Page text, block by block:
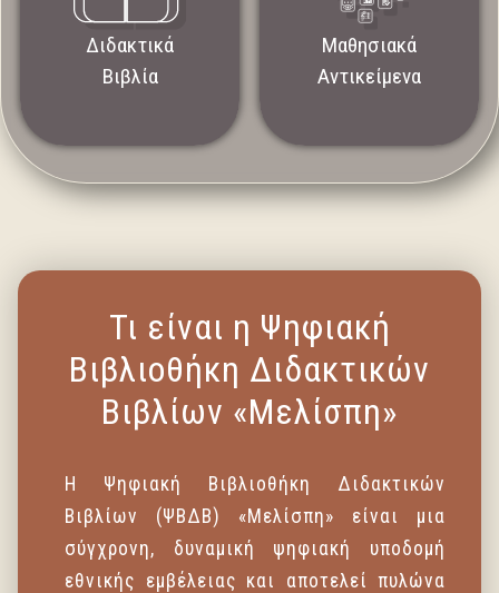
Διδακτικά
Βιβλία
Μαθησιακά
Αντικείμενα
Τι είναι η Ψηφιακή
Βιβλιοθήκη Διδακτικών
Βιβλίων «Μελίσπη»
Η Ψηφιακή Βιβλιοθήκη Διδακτικών
Βιβλίων (ΨΒΔΒ) «Μελίσπη» είναι μια
σύγχρονη, δυναμική ψηφιακή υποδομή
εθνικής εμβέλειας και αποτελεί πυλώνα